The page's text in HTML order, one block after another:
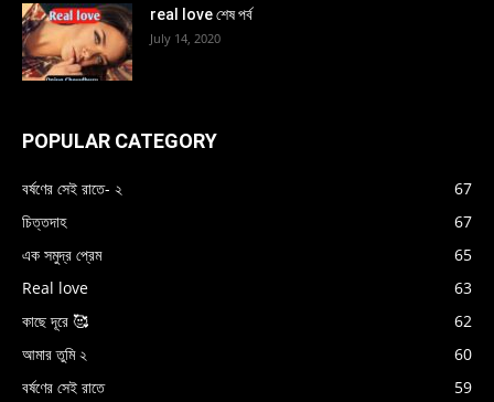
real love শেষ পর্ব
July 14, 2020
POPULAR CATEGORY
বর্ষণের সেই রাতে- ২
67
চিত্তদাহ
67
এক সমুদ্র প্রেম
65
Real love
63
কাছে দূরে 🥰
62
আমার তুমি ২
60
বর্ষণের সেই রাতে
59